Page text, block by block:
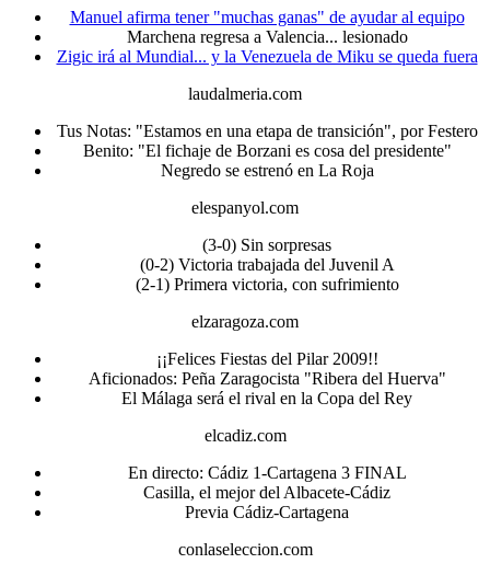
Manuel afirma tener "muchas ganas" de ayudar al equipo
Marchena regresa a Valencia... lesionado
Zigic irá al Mundial... y la Venezuela de Miku se queda fuera
laudalmeria.com
Tus Notas: "Estamos en una etapa de transición", por Festero
Benito: "El fichaje de Borzani es cosa del presidente"
Negredo se estrenó en La Roja
elespanyol.com
(3-0) Sin sorpresas
(0-2) Victoria trabajada del Juvenil A
(2-1) Primera victoria, con sufrimiento
elzaragoza.com
¡¡Felices Fiestas del Pilar 2009!!
Aficionados: Peña Zaragocista "Ribera del Huerva"
El Málaga será el rival en la Copa del Rey
elcadiz.com
En directo: Cádiz 1-Cartagena 3 FINAL
Casilla, el mejor del Albacete-Cádiz
Previa Cádiz-Cartagena
conlaseleccion.com